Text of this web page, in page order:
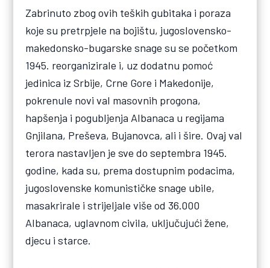
Zabrinuto zbog ovih teških gubitaka i poraza
koje su pretrpjele na bojištu, jugoslovensko-
makedonsko-bugarske snage su se početkom
1945. reorganizirale i, uz dodatnu pomoć
jedinica iz Srbije, Crne Gore i Makedonije,
pokrenule novi val masovnih progona,
hapšenja i pogubljenja Albanaca u regijama
Gnjilana, Preševa, Bujanovca, ali i šire. Ovaj val
terora nastavljen je sve do septembra 1945.
godine, kada su, prema dostupnim podacima,
jugoslovenske komunističke snage ubile,
masakrirale i strijeljale više od 36.000
Albanaca, uglavnom civila, uključujući žene,
djecu i starce.